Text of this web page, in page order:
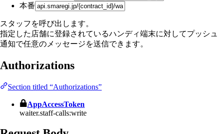
本番
スタッフを呼び出します。
指定した店舗に登録されているハンディ端末に対してプッシュ
通知で任意のメッセージを送信できます。
Authorizations
Section titled “Authorizations”
AppAccessToken
waiter.staff-calls:write